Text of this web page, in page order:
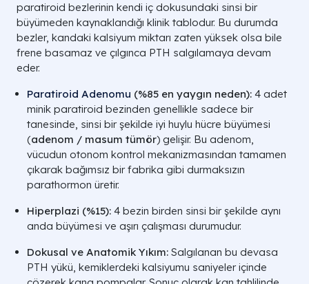
paratiroid bezlerinin kendi iç dokusundaki sinsi bir
büyümeden kaynaklandığı klinik tablodur. Bu durumda
bezler, kandaki kalsiyum miktarı zaten yüksek olsa bile
frene basamaz ve çılgınca PTH salgılamaya devam
eder.
Paratiroid Adenomu (%85 en yaygın neden): 4 adet
minik paratiroid bezinden genellikle sadece bir
tanesinde, sinsi bir şekilde iyi huylu hücre büyümesi
(adenom / masum tümör) gelişir. Bu adenom,
vücudun otonom kontrol mekanizmasından tamamen
çıkarak bağımsız bir fabrika gibi durmaksızın
parathormon üretir.
Hiperplazi (%15): 4 bezin birden sinsi bir şekilde aynı
anda büyümesi ve aşırı çalışması durumudur.
Dokusal ve Anatomik Yıkım: Salgılanan bu devasa
PTH yükü, kemiklerdeki kalsiyumu saniyeler içinde